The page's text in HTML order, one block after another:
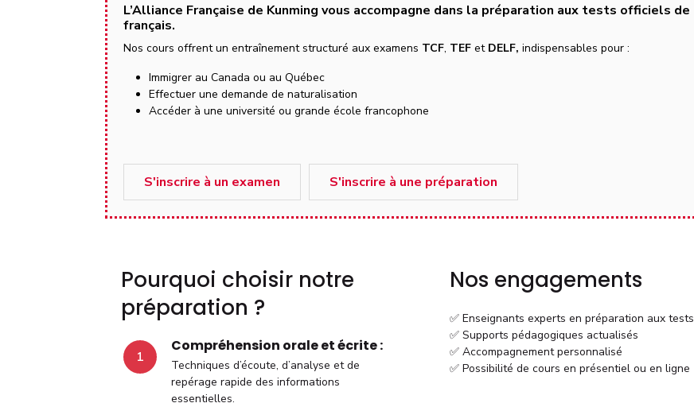
L’Alliance Française de Kunming vous accompagne dans la préparation aux tests officiels de
français.
Nos cours offrent un entraînement structuré aux examens TCF, TEF et DELF, indispensables pour :
Immigrer au Canada ou au Québec
Effectuer une demande de naturalisation
Accéder à une université ou grande école francophone
S'inscrire à un examen S'inscrire à une préparation
Pourquoi choisir notre
préparation ?
1
Compréhension orale et écrite :
Techniques d’écoute, d’analyse et de
repérage rapide des informations
essentielles.
Nos engagements
✅ Enseignants experts en préparation aux tests
✅ Supports pédagogiques actualisés
✅ Accompagnement personnalisé
✅ Possibilité de cours en présentiel ou en ligne